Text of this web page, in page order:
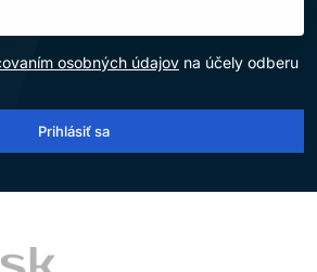
osobných údajov na účely odberu
Prihlásiť sa